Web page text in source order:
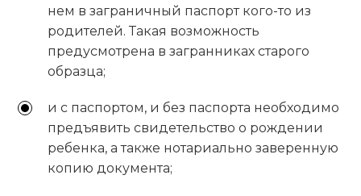
нем в заграничный паспорт кого-то из
родителей. Такая возможность
предусмотрена в загранниках старого
образца;
и с паспортом, и без паспорта необходимо
предъявить свидетельство о рождении
ребенка, а также нотариально заверенную
копию документа;